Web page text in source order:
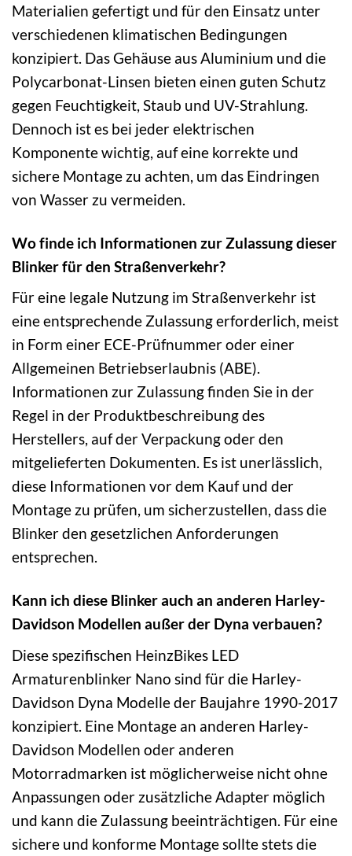
Materialien gefertigt und für den Einsatz unter
verschiedenen klimatischen Bedingungen
konzipiert. Das Gehäuse aus Aluminium und die
Polycarbonat-Linsen bieten einen guten Schutz
gegen Feuchtigkeit, Staub und UV-Strahlung.
Dennoch ist es bei jeder elektrischen
Komponente wichtig, auf eine korrekte und
sichere Montage zu achten, um das Eindringen
von Wasser zu vermeiden.
Wo finde ich Informationen zur Zulassung dieser
Blinker für den Straßenverkehr?
Für eine legale Nutzung im Straßenverkehr ist
eine entsprechende Zulassung erforderlich, meist
in Form einer ECE-Prüfnummer oder einer
Allgemeinen Betriebserlaubnis (ABE).
Informationen zur Zulassung finden Sie in der
Regel in der Produktbeschreibung des
Herstellers, auf der Verpackung oder den
mitgelieferten Dokumenten. Es ist unerlässlich,
diese Informationen vor dem Kauf und der
Montage zu prüfen, um sicherzustellen, dass die
Blinker den gesetzlichen Anforderungen
entsprechen.
Kann ich diese Blinker auch an anderen Harley-
Davidson Modellen außer der Dyna verbauen?
Diese spezifischen HeinzBikes LED
Armaturenblinker Nano sind für die Harley-
Davidson Dyna Modelle der Baujahre 1990-2017
konzipiert. Eine Montage an anderen Harley-
Davidson Modellen oder anderen
Motorradmarken ist möglicherweise nicht ohne
Anpassungen oder zusätzliche Adapter möglich
und kann die Zulassung beeinträchtigen. Für eine
sichere und konforme Montage sollte stets die